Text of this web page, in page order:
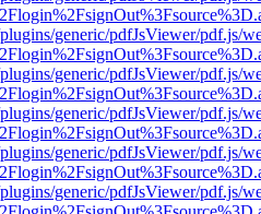
generic/pdfJsViewer/pdf.js/
generic/pdfJsViewer/pdf.js/
generic/pdfJsViewer/pdf.js/
generic/pdfJsViewer/pdf.js/
generic/pdfJsViewer/pdf.js/